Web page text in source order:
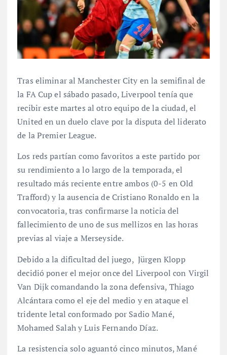
Tras eliminar al Manchester City en la semifinal de
la FA Cup el sábado pasado, Liverpool tenía que
recibir este martes al otro equipo de la ciudad, el
United en un duelo clave por la disputa del liderato
de la Premier League.
Los reds partían como favoritos a este partido por
su rendimiento a lo largo de la temporada, el
resultado más reciente entre ambos (0-5 en Old
Trafford) y la ausencia de Cristiano Ronaldo en la
convocatoria, tras confirmarse la noticia del
fallecimiento de uno de sus mellizos en las horas
previas al viaje a Merseyside.
Debido a la dificultad del juego, Jürgen Klopp
decidió poner el mejor once del Liverpool con Virgil
Van Dijk comandando la zona defensiva, Thiago
Alcántara como el eje del medio y en ataque el
tridente letal conformado por Sadio Mané,
Mohamed Salah y Luis Fernando Díaz.
La resistencia solo aguantó cinco minutos, Mané